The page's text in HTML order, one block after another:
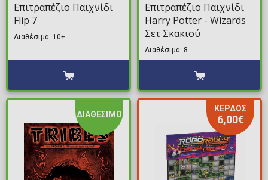
Επιτραπέζιο Παιχνίδι
Flip 7
Διαθέσιμα: 10+
Επιτραπέζιο Παιχνίδι
Harry Potter - Wizards
Σετ Σκακιού
Διαθέσιμα: 8
ΔΙΑΘΕΣΙΜΟ
ΚΕΡΔΟΣ
6,00€